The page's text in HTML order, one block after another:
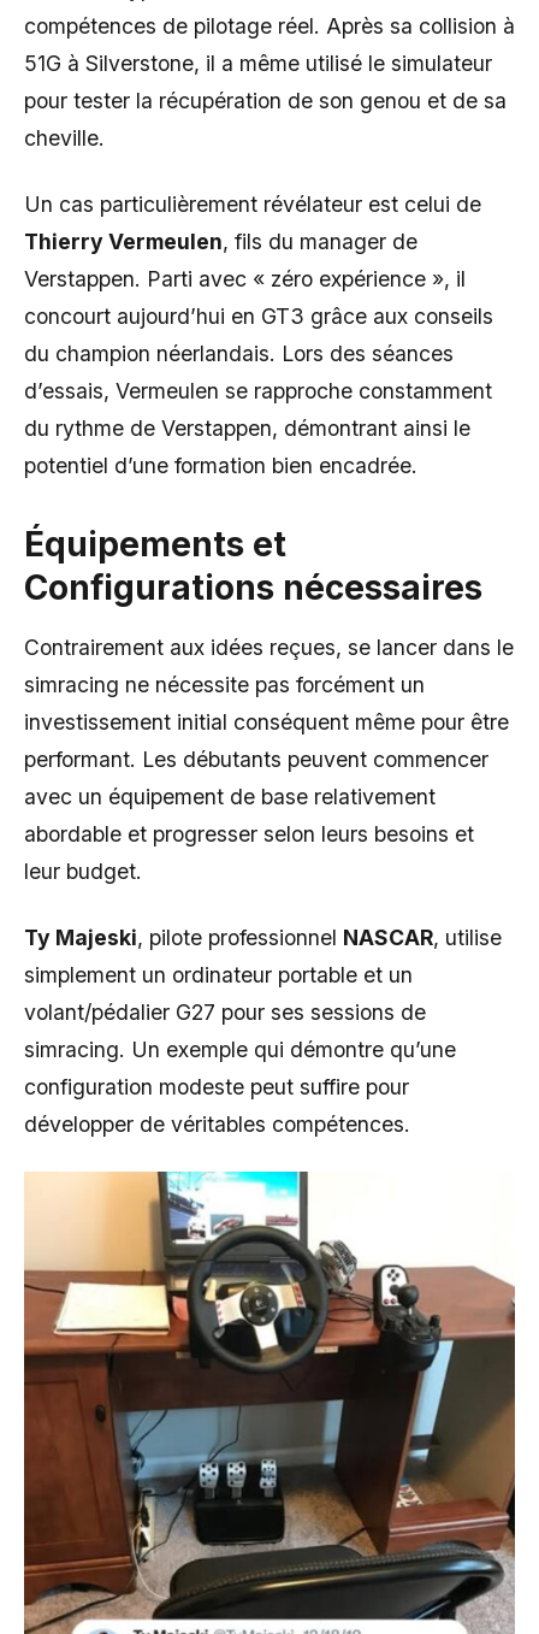
compétences de pilotage réel. Après sa collision à
51G à Silverstone, il a même utilisé le simulateur
pour tester la récupération de son genou et de sa
cheville.
Un cas particulièrement révélateur est celui de
Thierry Vermeulen, fils du manager de
Verstappen. Parti avec « zéro expérience », il
concourt aujourd’hui en GT3 grâce aux conseils
du champion néerlandais. Lors des séances
d’essais, Vermeulen se rapproche constamment
du rythme de Verstappen, démontrant ainsi le
potentiel d’une formation bien encadrée.
Équipements et
Configurations nécessaires
Contrairement aux idées reçues, se lancer dans le
simracing ne nécessite pas forcément un
investissement initial conséquent même pour être
performant. Les débutants peuvent commencer
avec un équipement de base relativement
abordable et progresser selon leurs besoins et
leur budget.
Ty Majeski, pilote professionnel NASCAR, utilise
simplement un ordinateur portable et un
volant/pédalier G27 pour ses sessions de
simracing. Un exemple qui démontre qu’une
configuration modeste peut suffire pour
développer de véritables compétences.